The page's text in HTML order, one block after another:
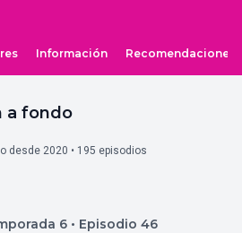
Información Recomendaciones
a fondo
desde 2020 • 195 episodios
6 • Episodio 46